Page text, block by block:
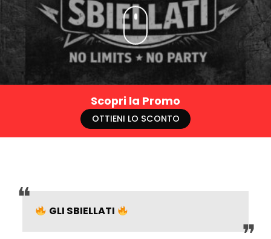
Scopri la Promo
OTTIENI LO SCONTO
GLI SBIELLATI